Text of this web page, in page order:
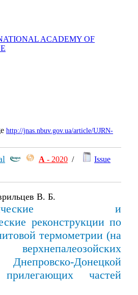
ACADEMY OF
http://jnas.nbuv.gov.ua/article/UJRN-
А - 2020 /
Issue
В. Б.
и
реконструкции по
термометрии (на
Донецкой
частей